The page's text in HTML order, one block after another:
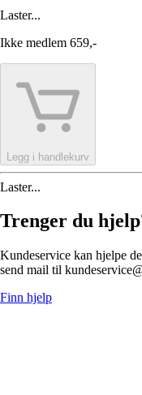
Laster...
Ikke medlem 659,-
Legg i handlekurv
Laster...
Trenger du
Kundeservice kan hjelpe
send mail til
Finn hjelp